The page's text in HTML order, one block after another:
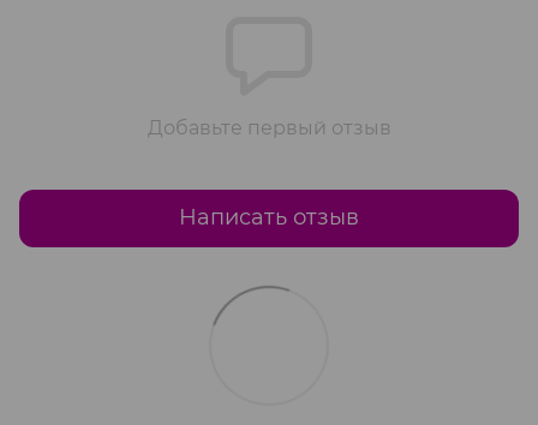
Добавьте первый отзыв
Написать отзыв